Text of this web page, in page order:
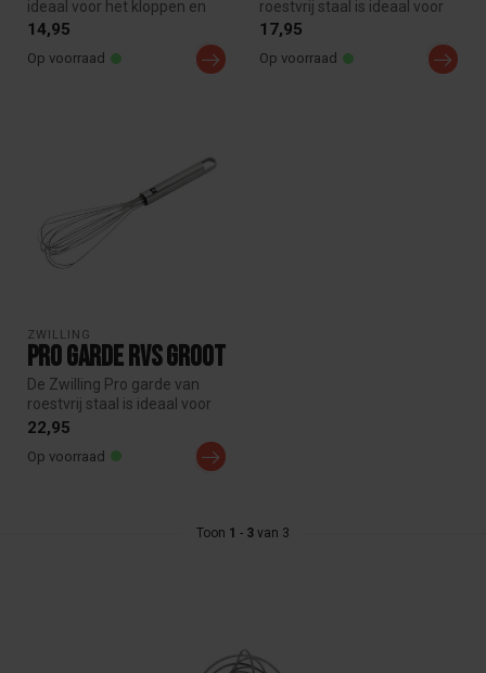
ideaal voor het kloppen en
mengen van ingrediënten.
14,95
Op voorraad
roestvrij staal is ideaal voor
het kloppen en mengen v...
17,95
Op voorraad
ZWILLING
Pro Garde RVS Groot
De Zwilling Pro garde van
roestvrij staal is ideaal voor
het kloppen en luchtig ...
22,95
Op voorraad
Toon 1 - 3 van 3